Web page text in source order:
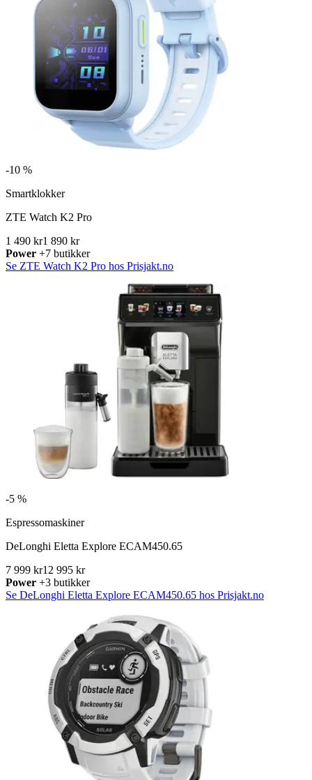
-10 %
Smartklokker
ZTE Watch K2 Pro
1 490 kr1 890 kr
Power +7 butikker
Se ZTE Watch K2 Pro hos Prisjakt.no
-5 %
Espressomaskiner
DeLonghi Eletta Explore ECAM450.65
7 999 kr12 995 kr
Power +3 butikker
Se DeLonghi Eletta Explore ECAM450.65 hos Prisjakt.no